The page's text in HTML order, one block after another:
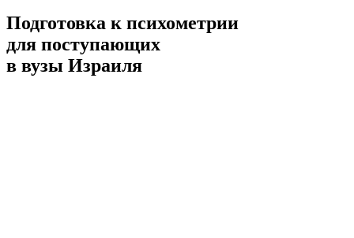
Подготовка к психометрии
для поступающих
в вузы Израиля